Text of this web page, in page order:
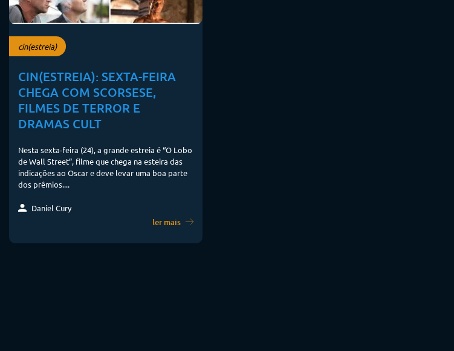
cin(estreia)
CIN(ESTREIA): SEXTA-FEIRA
CHEGA COM SCORSESE,
FILMES DE TERROR E
DRAMAS CULT
Nesta sexta-feira (24), a grande estreia é “O Lobo
de Wall Street”, filme que chega na esteira das
indicações ao Oscar e deve levar uma boa parte
dos prêmios....
Daniel Cury
ler mais